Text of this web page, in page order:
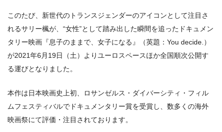
このたび、新世代のトランスジェンダーのアイコンとして注目さ
れるサリー楓が、“女性”として踏み出した瞬間を追ったドキュメン
タリー映画『息子のままで、女子になる』（英題：You decide.）
が2021年6月19日（土）よりユーロスペースほか全国順次公開す
る運びとなりました。
本作は日本映画史上初、ロサンゼルス・ダイバーシティ・フィル
ムフェスティバルでドキュメンタリー賞を受賞し、数多くの海外
映画祭にて評価・注目されております。